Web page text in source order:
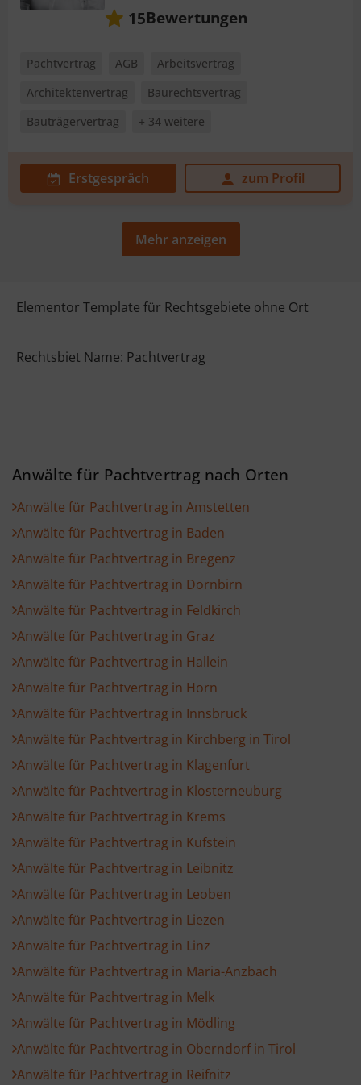
15Bewertungen
Pachtvertrag AGB
Arbeitsvertrag
Architektenvertrag
Baurechtsvertrag
Bauträgervertrag
+ 34 weitere
Erstgespräch zum Profil
Mehr anzeigen
Elementor Template für Rechtsgebiete ohne Ort
Rechtsbiet Name: Pachtvertrag
Anwälte für Pachtvertrag nach Orten
Anwälte für Pachtvertrag in Amstetten
Anwälte für Pachtvertrag in Baden
Anwälte für Pachtvertrag in Bregenz
Anwälte für Pachtvertrag in Dornbirn
Anwälte für Pachtvertrag in Feldkirch
Anwälte für Pachtvertrag in Graz
Anwälte für Pachtvertrag in Hallein
Anwälte für Pachtvertrag in Horn
Anwälte für Pachtvertrag in Innsbruck
Anwälte für Pachtvertrag in Kirchberg in Tirol
Anwälte für Pachtvertrag in Klagenfurt
Anwälte für Pachtvertrag in Klosterneuburg
Anwälte für Pachtvertrag in Krems
Anwälte für Pachtvertrag in Kufstein
Anwälte für Pachtvertrag in Leibnitz
Anwälte für Pachtvertrag in Leoben
Anwälte für Pachtvertrag in Liezen
Anwälte für Pachtvertrag in Linz
Anwälte für Pachtvertrag in Maria-Anzbach
Anwälte für Pachtvertrag in Melk
Anwälte für Pachtvertrag in Mödling
Anwälte für Pachtvertrag in Oberndorf in Tirol
Anwälte für Pachtvertrag in Reifnitz